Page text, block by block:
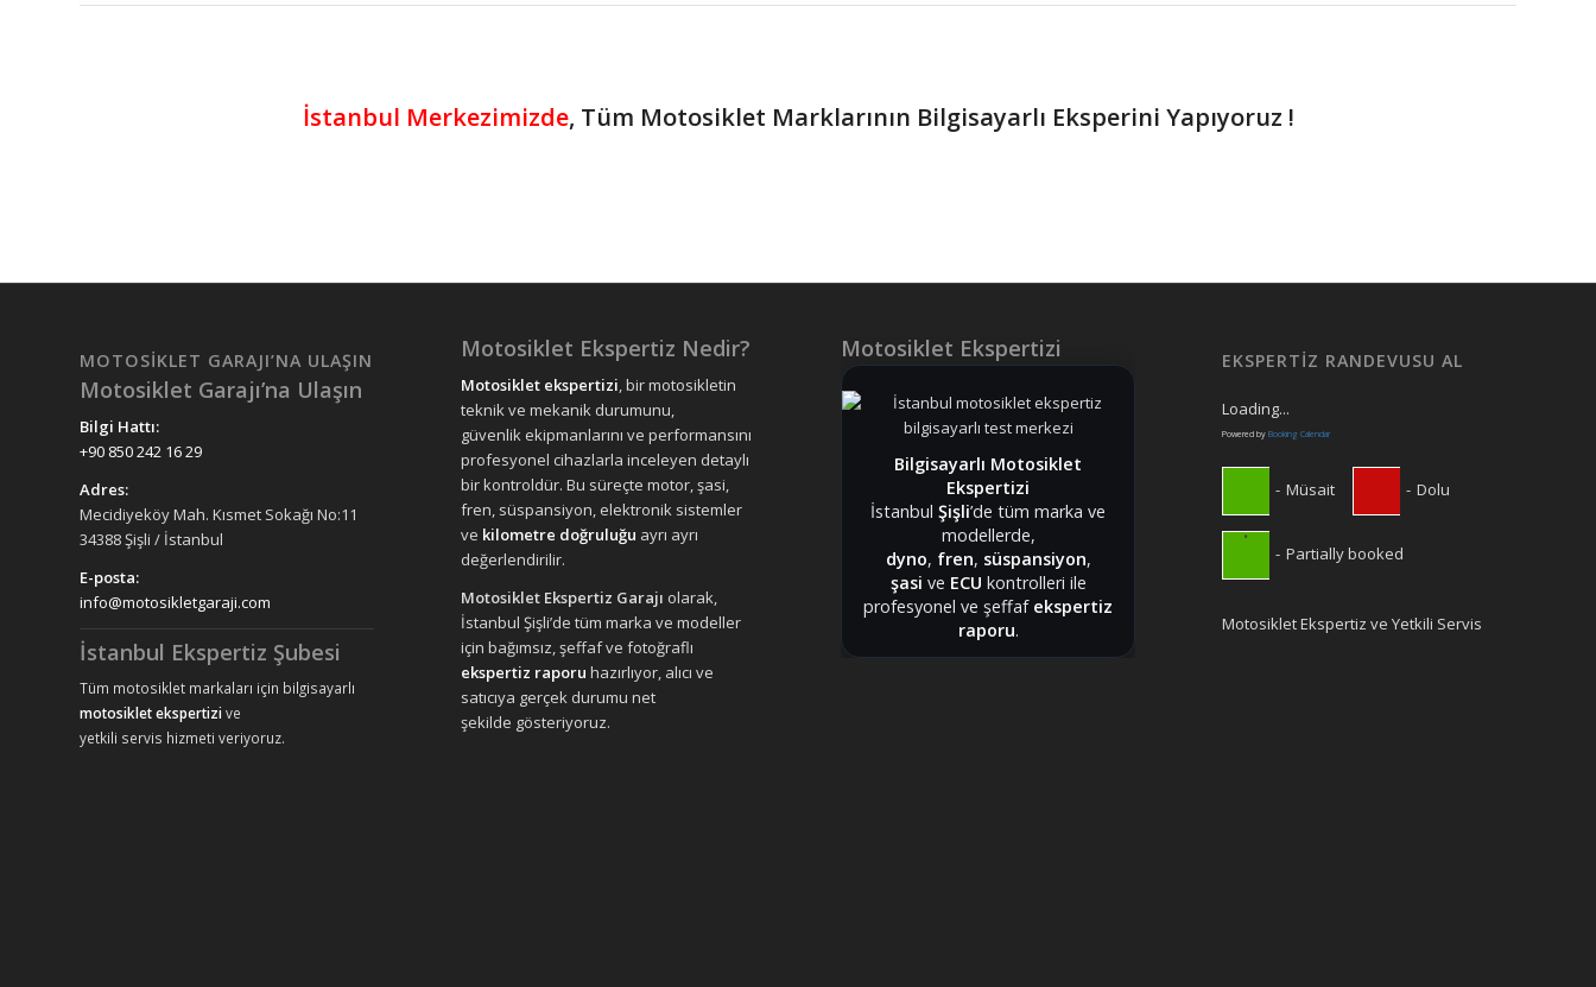
İstanbul Merkezimizde, Tüm Motosiklet Marklarının Bilgisayarlı Eksperini Yapıyoruz !
MOTOSIKLET GARAJI’NA ULAŞIN
Motosiklet Garajı’na Ulaşın
Bilgi Hattı:
+90 850 242 16 29
Adres:
Mecidiyeköy Mah. Kısmet Sokağı No:11
34388 Şişli / İstanbul
E-posta:
info@motosikletgaraji.com
İstanbul Ekspertiz Şubesi
Tüm motosiklet markaları için bilgisayarlı
motosiklet ekspertizi ve
yetkili servis hizmeti veriyoruz.
Motosiklet Ekspertiz Nedir?
Motosiklet ekspertizi, bir motosikletin
teknik ve mekanik durumunu,
güvenlik ekipmanlarını ve performansını
profesyonel cihazlarla inceleyen detaylı
bir kontroldür. Bu süreçte motor, şasi,
fren, süspansiyon, elektronik sistemler
ve kilometre doğruluğu ayrı ayrı
değerlendirilir.
Motosiklet Ekspertiz Garajı olarak,
İstanbul Şişli’de tüm marka ve modeller
için bağımsız, şeffaf ve fotoğraflı
ekspertiz raporu hazırlıyor, alıcı ve
satıcıya gerçek durumu net
şekilde gösteriyoruz.
Motosiklet Ekspertizi
Bilgisayarlı Motosiklet
Ekspertizi
İstanbulŞişli’de tüm marka ve
modellerde,
dyno, fren, süspansiyon,
şasi ve ECU kontrolleri ile
profesyonel ve şeffaf ekspertiz
raporu.
EKSPERTIZ RANDEVUSU AL
Loading...
Powered by Booking Calendar
- Müsait - Dolu
·
- Partially booked
Motosiklet Ekspertiz ve Yetkili Servis